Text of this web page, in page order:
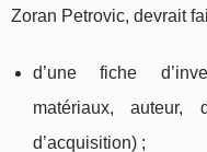
Zoran Petrovic, devrait
d’une fiche
matériaux,
d’acquisition) ;